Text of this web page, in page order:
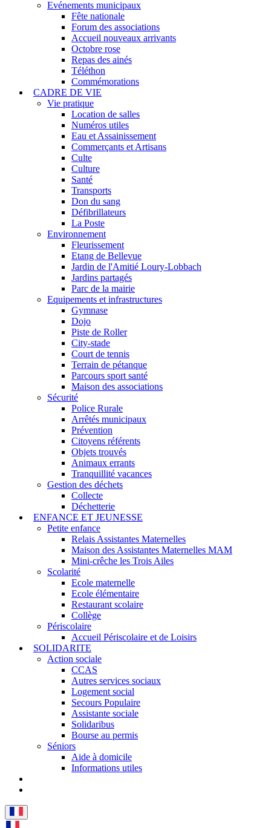
Evénements municipaux
Fête nationale
Forum des associations
Accueil nouveaux arrivants
Octobre rose
Repas des ainés
Téléthon
Commémorations
CADRE DE VIE
Vie pratique
Location de salles
Numéros utiles
Eau et Assainissement
Commerçants et Artisans
Culte
Culture
Santé
Transports
Don du sang
Défibrillateurs
La Poste
Environnement
Fleurissement
Etang de Bellevue
Jardin de l'Amitié Loury-Lobbach
Jardins partagés
Parc de la mairie
Equipements et infrastructures
Gymnase
Dojo
Piste de Roller
City-stade
Court de tennis
Terrain de pétanque
Parcours sport santé
Maison des associations
Sécurité
Police Rurale
Arrêtés municipaux
Prévention
Citoyens référents
Objets trouvés
Animaux errants
Tranquillité vacances
Gestion des déchets
Collecte
Déchetterie
ENFANCE ET JEUNESSE
Petite enfance
Relais Assistantes Maternelles
Maison des Assistantes Maternelles MAM
Mini-crêche les Trois Ailes
Scolarité
Ecole maternelle
Ecole élémentaire
Restaurant scolaire
Collège
Périscolaire
Accueil Périscolaire et de Loisirs
SOLIDARITE
Action sociale
CCAS
Autres services sociaux
Logement social
Secours Populaire
Assistante sociale
Solidaribus
Bourse au permis
Séniors
Aide à domicile
Informations utiles